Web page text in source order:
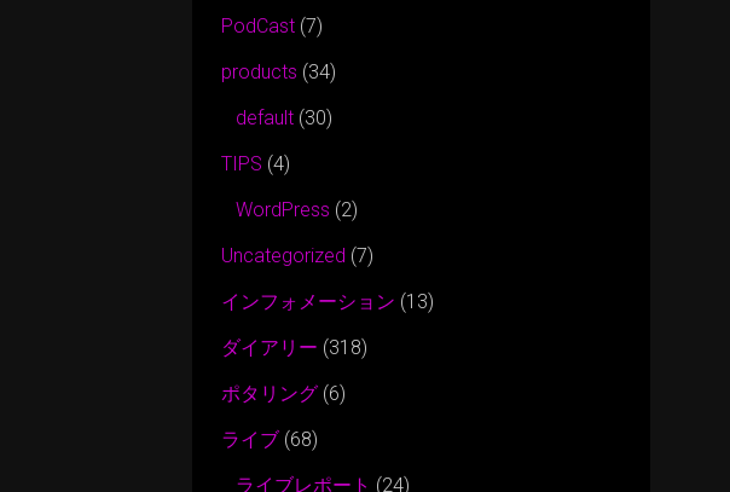
PodCast (7)
products (34)
default (30)
TIPS (4)
WordPress (2)
Uncategorized (7)
インフォメーション (13)
ダイアリー (318)
ポタリング (6)
ライブ (68)
ライブレポート (24)